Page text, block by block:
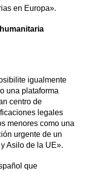
en Europa».
igualmente
una plataforma
centro de
legales
menores como una
urgente de un
Asilo de la UE».
que